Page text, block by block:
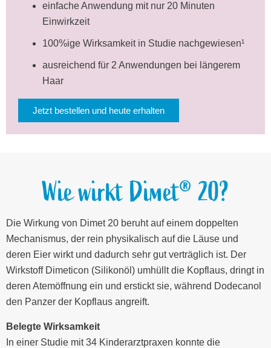
einfache Anwendung mit nur 20 Minuten
Einwirkzeit
100%ige Wirksamkeit in Studie nachgewiesen¹
ausreichend für 2 Anwendungen bei längerem
Haar
Jetzt bestellen und heute erhalten
Wie wirkt Dimet® 20?
Die Wirkung von Dimet 20 beruht auf einem doppelten
Mechanismus, der rein physikalisch auf die Läuse und
deren Eier wirkt und dadurch sehr gut verträglich ist. Der
Wirkstoff Dimeticon (Silikonöl) umhüllt die Kopflaus, dringt in
deren Atemöffnung ein und erstickt sie, während Dodecanol
den Panzer der Kopflaus angreift.
Belegte Wirksamkeit
In einer Studie mit 34 Kinderarztpraxen konnte die